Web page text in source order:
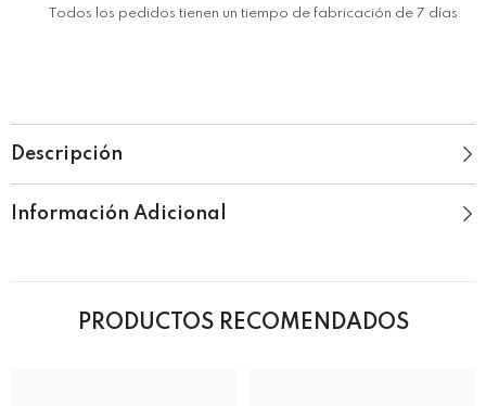
Todos los pedidos tienen un tiempo de fabricación de 7 días
Descripción
Información Adicional
PRODUCTOS RECOMENDADOS